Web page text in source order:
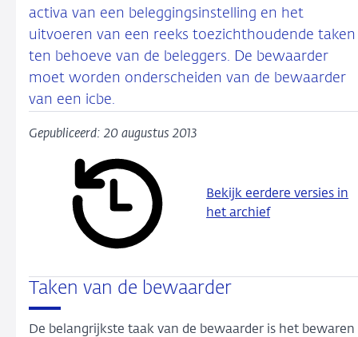
activa van een beleggingsinstelling en het
uitvoeren van een reeks toezichthoudende taken
ten behoeve van de beleggers. De bewaarder
moet worden onderscheiden van de bewaarder
van een icbe.
Gepubliceerd: 20 augustus 2013
Bekijk eerdere versies in
het archief
Taken van de bewaarder
De belangrijkste taak van de bewaarder is het bewaren